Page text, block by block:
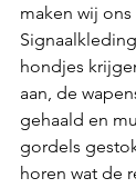
maken wij
hondjes
aan, de
gehaald en
gordels
horen wat de